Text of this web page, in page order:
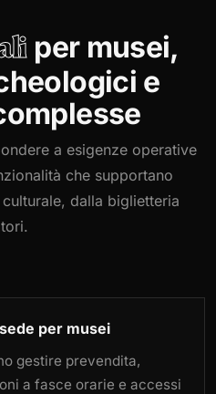
per musei,
e
a esigenze operative
che supportano
dalla biglietteria
per musei
gestire prevendita,
a fasce orarie e accessi